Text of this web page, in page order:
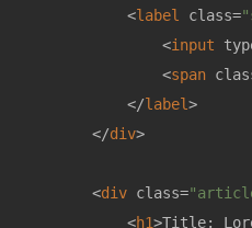
<label class=
<input
<span
</label>
</div>
<div class=
<h1>Title: